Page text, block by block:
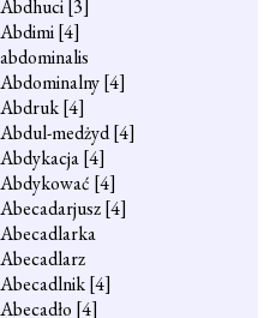
Abdhuci[3]
Abdimi[4]
abdominalis
Abdominalny[4]
Abdruk[4]
Abdul-medżyd[4]
Abdykacja[4]
Abdykować [4]
Abecadarjusz[4]
Abecadlarka
Abecadlarz
Abecadlnik[4]
Abecadło [4]